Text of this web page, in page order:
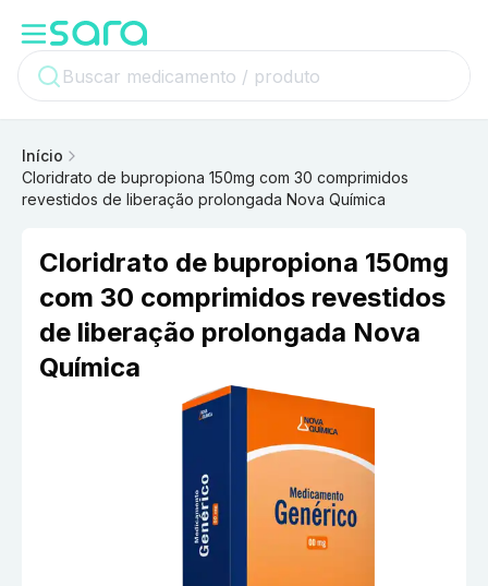
Início
Cloridrato de bupropiona 150mg com 30 comprimidos
revestidos de liberação prolongada Nova Química
Cloridrato de bupropiona 150mg
com 30 comprimidos revestidos
de liberação prolongada Nova
Química